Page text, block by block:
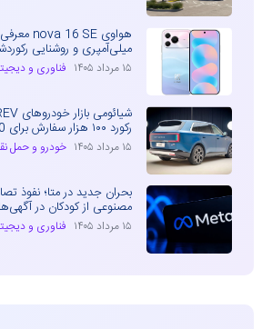
میلی‌آمپری و روشنایی رکوردشکن
۱۵ مرداد ۱۴۰۵ فناوری و
رکورد ۱۰۰ هزار سفارش برای N70 و N90
۱۵ مرداد ۱۴۰۵ خودرو و حمل
بحران جدید در متا؛ نفوذ
مصنوعی از کودکان در آگهی‌ها
۱۵ مرداد ۱۴۰۵ فناوری و